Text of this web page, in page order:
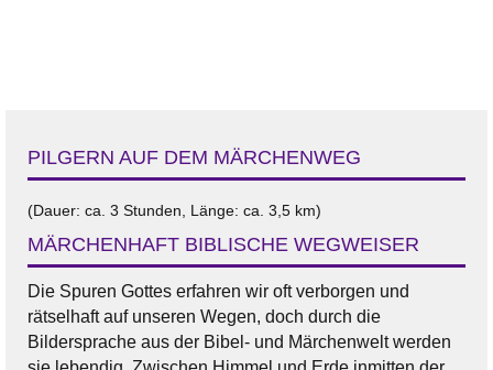
PILGERN AUF DEM MÄRCHENWEG
(Dauer: ca. 3 Stunden, Länge: ca. 3,5 km)
MÄRCHENHAFT BIBLISCHE WEGWEISER
Die Spuren Gottes erfahren wir oft verborgen und
rätselhaft auf unseren Wegen, doch durch die
Bildersprache aus der Bibel- und Märchenwelt werden